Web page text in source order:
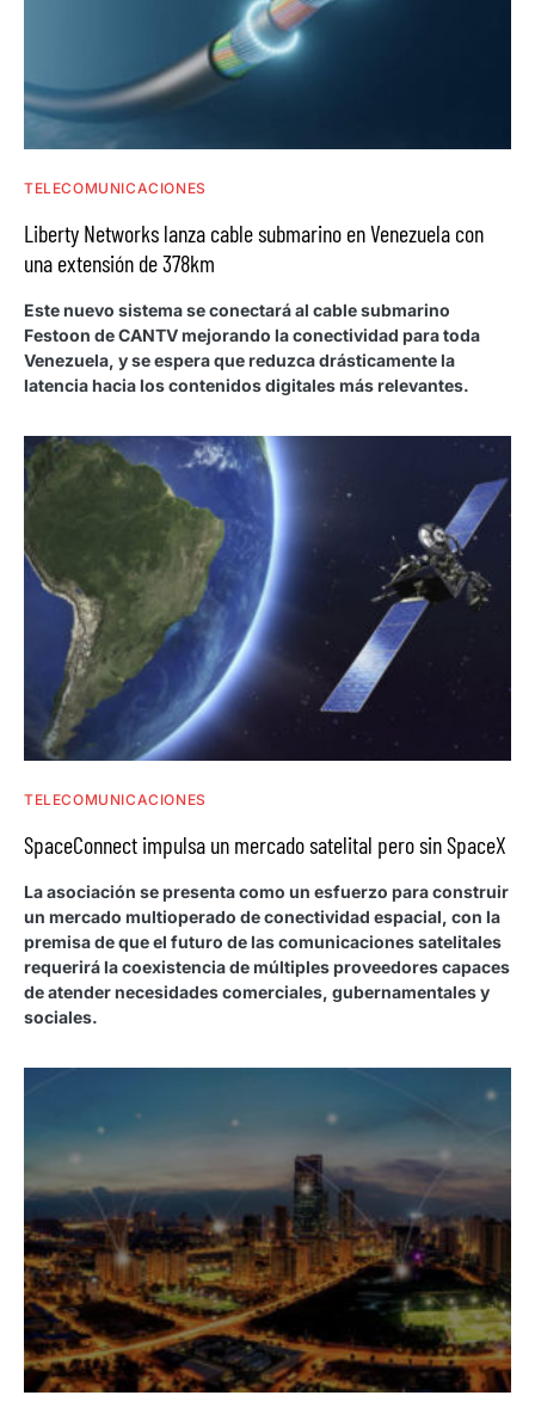
TELECOMUNICACIONES
Liberty Networks lanza cable submarino en Venezuela con
una extensión de 378km
Este nuevo sistema se conectará al cable submarino
Festoon de CANTV mejorando la conectividad para toda
Venezuela, y se espera que reduzca drásticamente la
latencia hacia los contenidos digitales más relevantes.
TELECOMUNICACIONES
SpaceConnect impulsa un mercado satelital pero sin SpaceX
La asociación se presenta como un esfuerzo para construir
un mercado multioperado de conectividad espacial, con la
premisa de que el futuro de las comunicaciones satelitales
requerirá la coexistencia de múltiples proveedores capaces
de atender necesidades comerciales, gubernamentales y
sociales.